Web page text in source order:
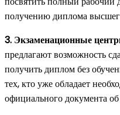
получению диплома
3. Экзаменационные
предлагают возможность
получить диплом без
тех, кто уже обладает
официального документа